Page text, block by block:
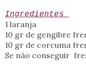
Ingredientes
1 laranja
10 gr de gengibre
10 gr de corcuma
Se não conseguir